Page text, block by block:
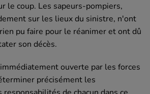
le coup. Les sapeurs-pompiers,
sur les lieux du sinistre, n'ont
pu faire pour le réanimer et ont dû
son décès.
ouverte par les forces
précisément les